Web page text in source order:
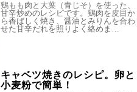
鶏もも肉と大葉（青じそ）を使った、
甘辛炒めのレシピです。鶏肉を皮目か
ら香ばしく焼き、醤油とみりんを合わ
せた甘辛だれを照りよく絡めま…
キャベツ焼きのレシピ。卵と
小麦粉で簡単！